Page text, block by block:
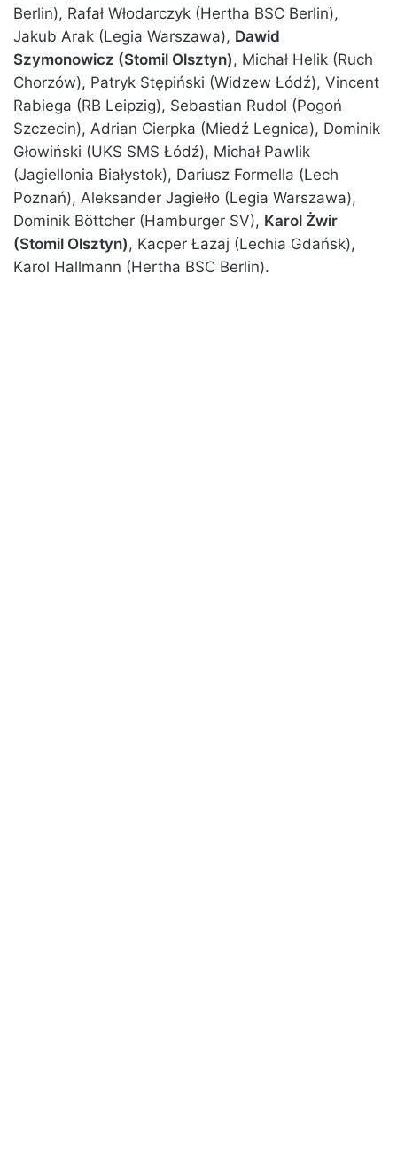
Berlin), Rafał Włodarczyk (Hertha BSC Berlin),
Jakub Arak (Legia Warszawa), Dawid
Szymonowicz (Stomil Olsztyn) , Michał Helik (Ruch
Chorzów), Patryk Stępiński (Widzew Łódź), Vincent
Rabiega (RB Leipzig), Sebastian Rudol (Pogoń
Szczecin), Adrian Cierpka (Miedź Legnica), Dominik
Głowiński (UKS SMS Łódź), Michał Pawlik
(Jagiellonia Białystok), Dariusz Formella (Lech
Poznań), Aleksander Jagiełło (Legia Warszawa),
Dominik Böttcher (Hamburger SV), Karol Żwir
(Stomil Olsztyn) , Kacper Łazaj (Lechia Gdańsk),
Karol Hallmann (Hertha BSC Berlin).